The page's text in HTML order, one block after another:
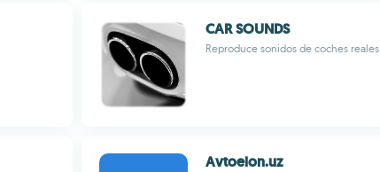
CAR SOUNDS
Reproduce sonidos de coches reales
Avtoelon.uz